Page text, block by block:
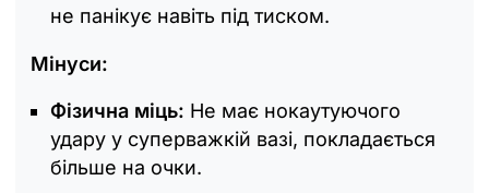
не панікує навіть під тиском.
Мінуси:
Фізична міць: Не має нокаутуючого
удару у суперважкій вазі, покладається
більше на очки.